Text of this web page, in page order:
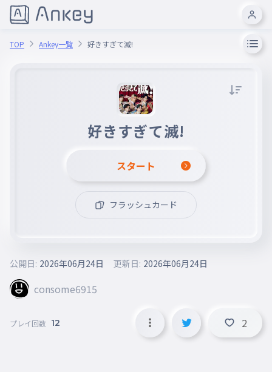
TOP Ankey一覧 好きすぎて滅!
好きすぎて滅!
スタート
フラッシュカード
consome6915
公開日: 2026年06月24日 更新日: 2026年06月24日
プレイ回数 12 2